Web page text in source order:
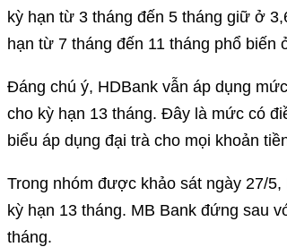
kỳ hạn từ 3 tháng đến 5 tháng giữ ở
hạn từ 7 tháng đến 11 tháng phổ biến
Đáng chú ý, HDBank vẫn áp dụng
cho kỳ hạn 13 tháng. Đây là mức có
biểu áp dụng đại trà cho mọi khoản
Trong nhóm được khảo sát ngày 27/
kỳ hạn 13 tháng. MB Bank đứng sau
tháng.